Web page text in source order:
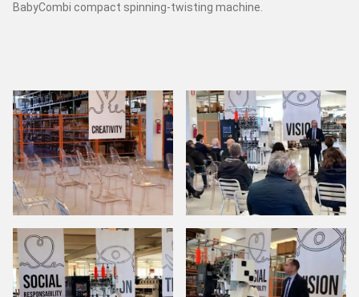
Repuestos
Lab
Piezas de repuesto en línea Solicitar asistencia
EL MUNDO PAFA
NOTICIAS SOBRE FERIAS
SUSTAINABILITY AND SOCIAL RESPONSABILITY
BabyCombi compact spinning-twisting machine.